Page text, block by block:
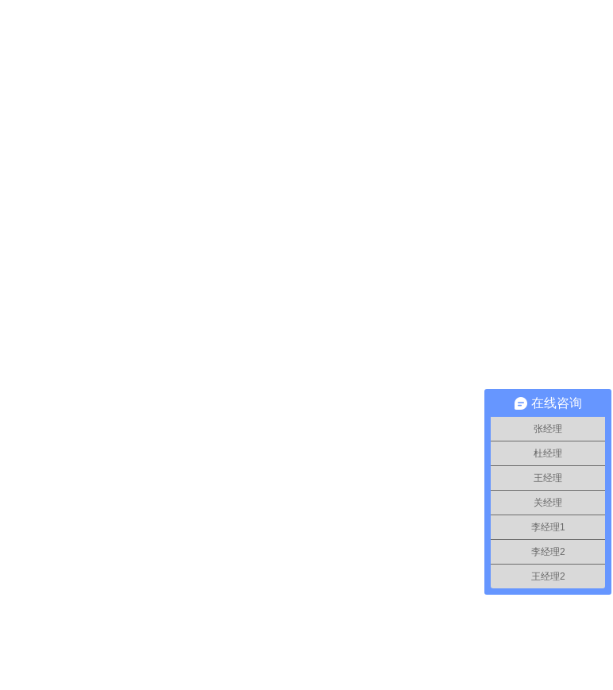
在线咨询
张经理
杜经理
王经理
关经理
李经理1
李经理2
王经理2